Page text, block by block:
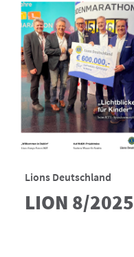
Lions Deutschland
LION 8/2025